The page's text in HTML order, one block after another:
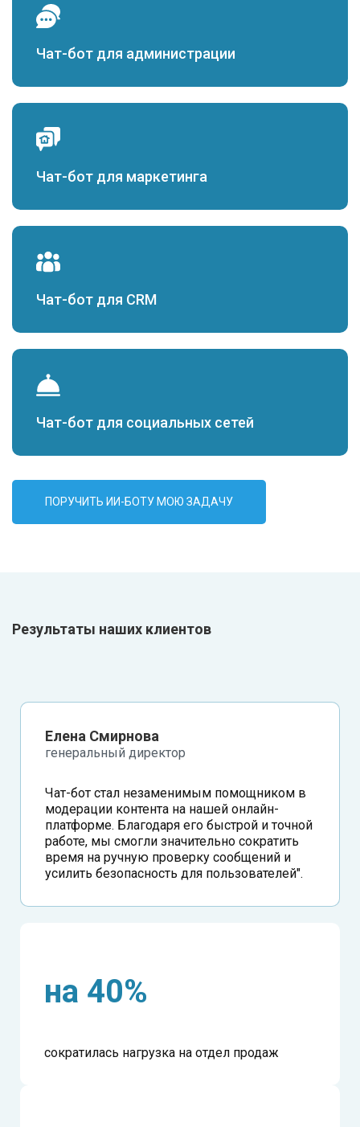
Чат-бот для администрации
Чат-бот для маркетинга
Чат-бот для CRM
Чат-бот для социальных сетей
ПОРУЧИТЬ ИИ-БОТУ МОЮ ЗАДАЧУ
Результаты наших клиентов
Елена Смирнова
генеральный директор
Чат-бот стал незаменимым помощником в
модерации контента на нашей онлайн-
платформе. Благодаря его быстрой и точной
работе, мы смогли значительно сократить
время на ручную проверку сообщений и
усилить безопасность для пользователей".
на 40%
сократилась нагрузка на отдел продаж